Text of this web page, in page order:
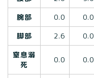
腕部
0.0 0.0
脚部
2.6 0.0
窒息溺
死
0.0 0.0